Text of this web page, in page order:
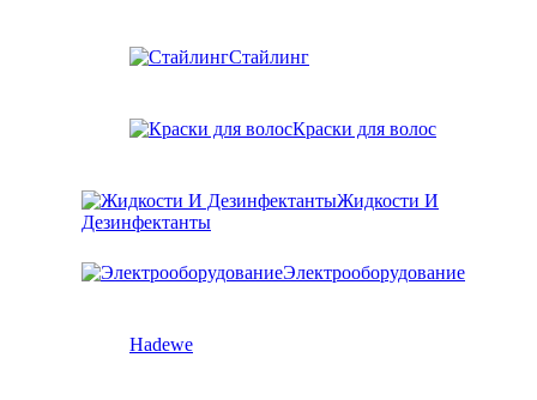
Стайлинг
Краски для волос
Жидкости И
Дезинфектанты
Электрооборудование
Hadewe